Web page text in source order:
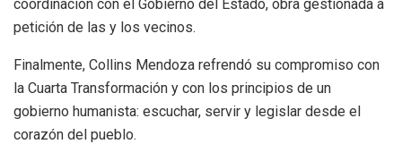
coordinación con el Gobierno del Estado, obra gestionada a
petición de las y los vecinos.
Finalmente, Collins Mendoza refrendó su compromiso con
la Cuarta Transformación y con los principios de un
gobierno humanista: escuchar, servir y legislar desde el
corazón del pueblo.